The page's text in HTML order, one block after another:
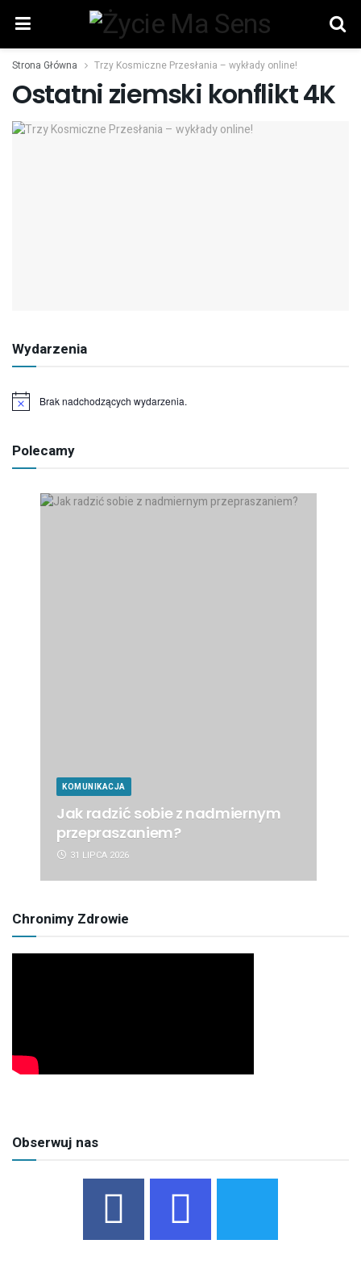
Strona Główna Trzy Kosmiczne Przesłania – wykłady online!
Ostatni ziemski konflikt 4K
Wydarzenia
Powiadomienie
Brak nadchodzących wydarzenia.
Polecamy
KOMUNIKACJA
Jak radzić sobie z nadmiernym
przepraszaniem?
31 LIPCA 2026
Chronimy Zdrowie
Obserwuj nas